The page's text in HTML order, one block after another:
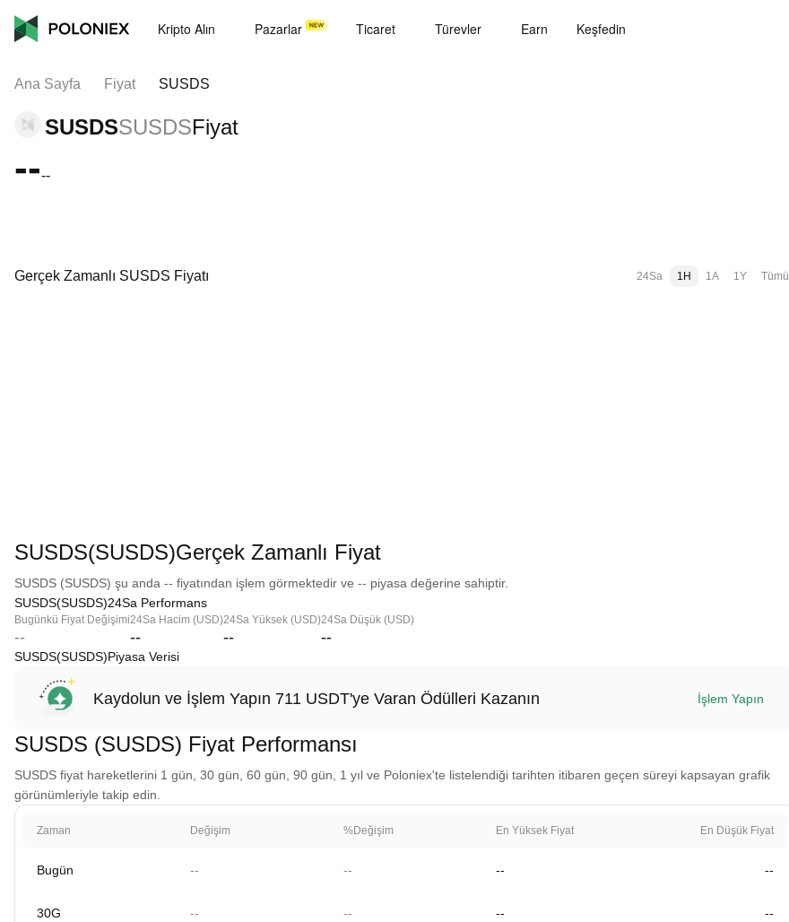
Kripto Alın Pazarlar Ticaret Türevler Earn Keşfedin
Ana Sayfa Fiyat SUSDS
SUSDSSUSDSFiyat
----
Gerçek Zamanlı SUSDS Fiyatı 24Sa 1H 1A 1Y Tümü
SUSDS(SUSDS)Gerçek Zamanlı Fiyat
SUSDS (SUSDS) şu anda -- fiyatından işlem görmektedir ve -- piyasa değerine sahiptir.
SUSDS(SUSDS)24Sa Performans
Bugünkü Fiyat Değişimi
--
24Sa Hacim (USD)
--
24Sa Yüksek (USD)
--
24Sa Düşük (USD)
--
SUSDS(SUSDS)Piyasa Verisi
Kaydolun ve İşlem Yapın 711 USDT'ye Varan Ödülleri Kazanın İşlem Yapın
SUSDS (SUSDS) Fiyat Performansı
SUSDS fiyat hareketlerini 1 gün, 30 gün, 60 gün, 90 gün, 1 yıl ve Poloniex'te listelendiği tarihten itibaren geçen süreyi kapsayan grafik
görünümleriyle takip edin.
Zaman Değişim %Değişim En Yüksek Fiyat En Düşük Fiyat
Bugün -- -- -- --
30G -- -- -- --